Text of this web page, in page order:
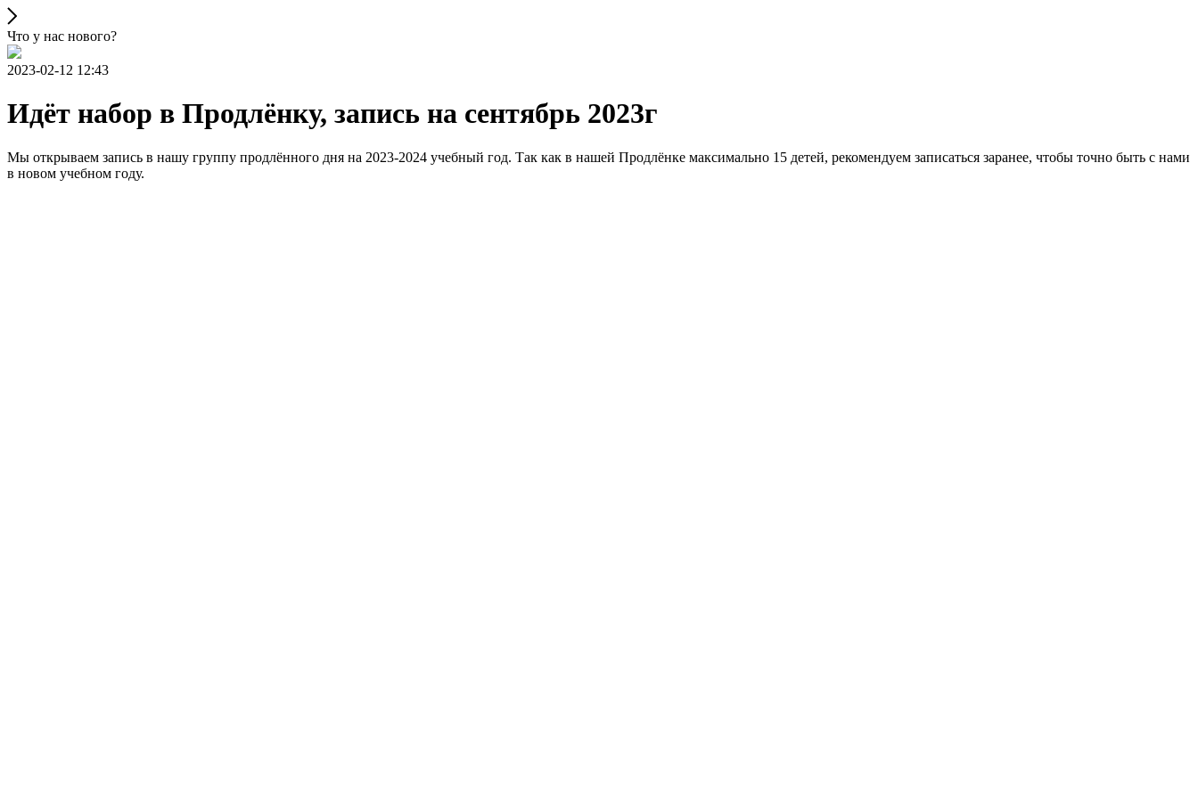
Что у нас нового?
2023-02-12 12:43
Идёт набор в Продлёнку, запись на сентябрь 2023г
Мы открываем запись в нашу группу продлённого дня на 2023-2024 учебный год. Так как в нашей Продлёнке максимально 15 детей, рекомендуем записаться заранее, чтобы точно быть с нами
в новом учебном году.